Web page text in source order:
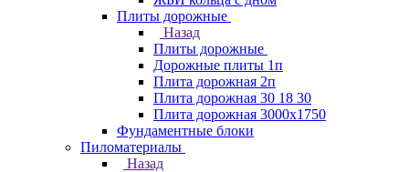
Плиты дорожные
Назад
Плиты дорожные
Дорожные плиты 1п
Плита дорожная 2п
Плита дорожная 30 18 30
Плита дорожная 3000х1750
Фундаментные блоки
Пиломатериалы
Назад